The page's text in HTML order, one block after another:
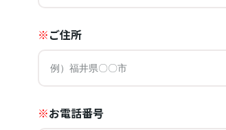
※ご住所
※お電話番号